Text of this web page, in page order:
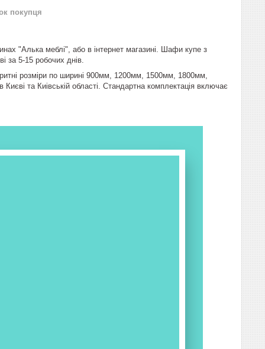
покупця
"Алька меблі", або в інтернет магазині. Шафи купе з
за 5-15 робочих днів.
розміри по ширині 900мм, 1200мм, 1500мм, 1800мм,
та Киівській області. Стандартна комплектація включає